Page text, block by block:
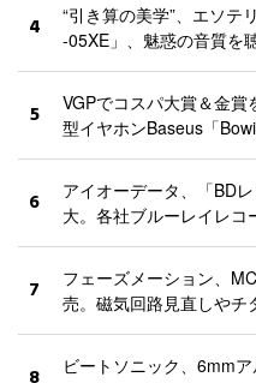
4
“引き算の美学”、エソテ
-05XE」、魅惑の音質を
5
VGPでコスパ大賞＆金
型イヤホンBaseus「
6
アイオーデータ、「BD
大。各社ブルーレイレコ
7
フェーズメーション、
売。磁気回路見直しやチ
ビートソニック、6mm